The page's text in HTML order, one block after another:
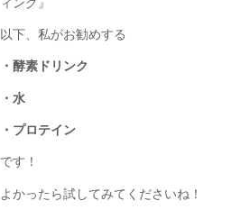
以下、私がお勧めする
・酵素ドリンク
・水
・プロテイン
です！
よかったら試してみてくださいね！